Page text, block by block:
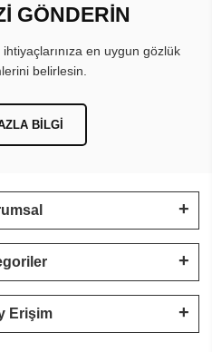
GÖNDERİN
en uygun gözlük
belirlesin.
BILGI
Erişim